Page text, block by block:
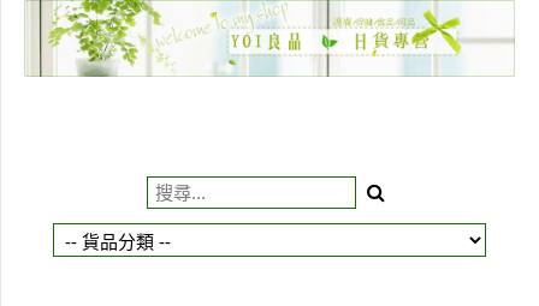
主頁
貨品分類